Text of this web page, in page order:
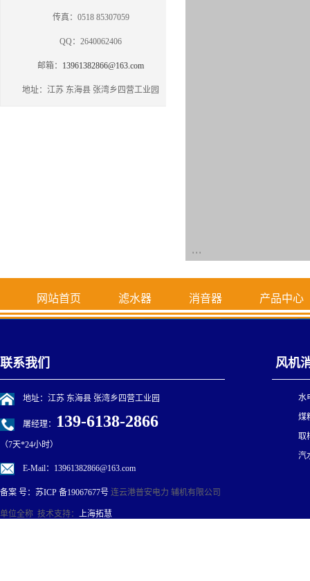
传真：0518 85307059
QQ：2640062406
邮箱： 13961382866@163.com
地址：江苏 东海县 张湾乡四营工业园
' ' '
网站首页 滤水器 消音器 产品中心
联系我们
地址：江苏 东海县 张湾乡四营工业园
屠经理： 139-6138-2866
（7天*24小时）
E-Mail：13961382866@163.com
备案 号： 苏ICP 备19067677号 连云港普安电力 辅机有限公司
单位全称 技术支持：
上海拓慧
风机
水
煤
取
汽